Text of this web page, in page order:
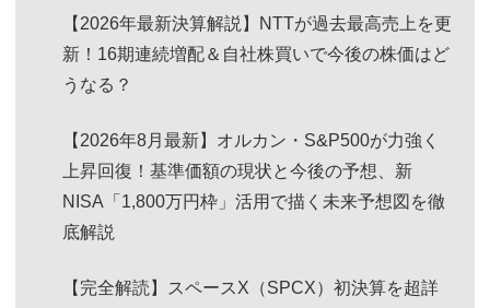
【2026年最新決算解説】NTTが過去最高売上を更
新！16期連続増配＆自社株買いで今後の株価はど
うなる？
【2026年8月最新】オルカン・S&P500が力強く
上昇回復！基準価額の現状と今後の予想、新
NISA「1,800万円枠」活用で描く未来予想図を徹
底解説
【完全解読】スペースX（SPCX）初決算を超詳